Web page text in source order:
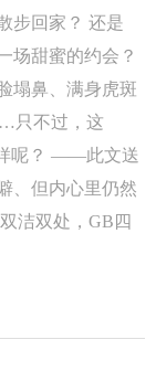
步回家？ 还是
场甜蜜的约会？
塌鼻、满身虎斑
只不过，这
呢？ ——此文送
、但内心里仍然
洁双处，GB四